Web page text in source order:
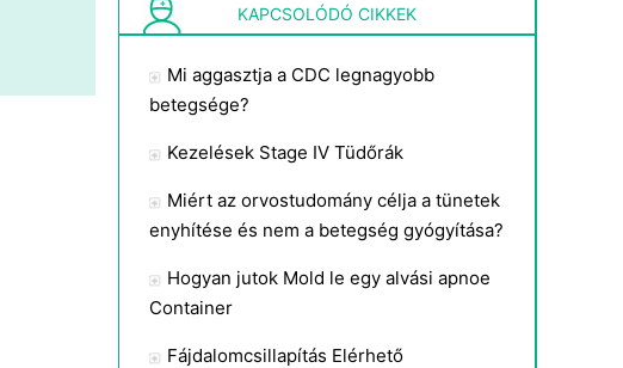
KAPCSOLÓDÓ CIKKEK
Mi aggasztja a CDC legnagyobb
betegsége?
Kezelések Stage IV Tüdőrák
Miért az orvostudomány célja a tünetek
enyhítése és nem a betegség gyógyítása?
Hogyan jutok Mold le egy alvási apnoe
Container
Fájdalomcsillapítás Elérhető